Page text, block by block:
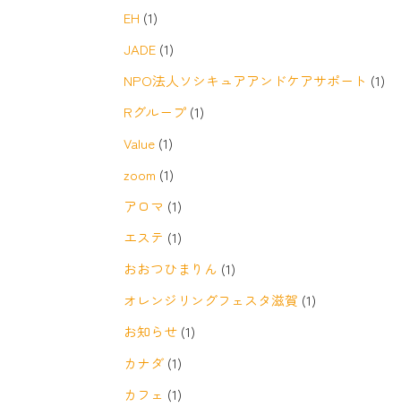
EH (1)
JADE (1)
NPO法人ソシキュアアンドケアサポート (1)
Rグループ (1)
Value (1)
zoom (1)
アロマ (1)
エステ (1)
おおつひまりん (1)
オレンジリングフェスタ滋賀 (1)
お知らせ (1)
カナダ (1)
カフェ (1)